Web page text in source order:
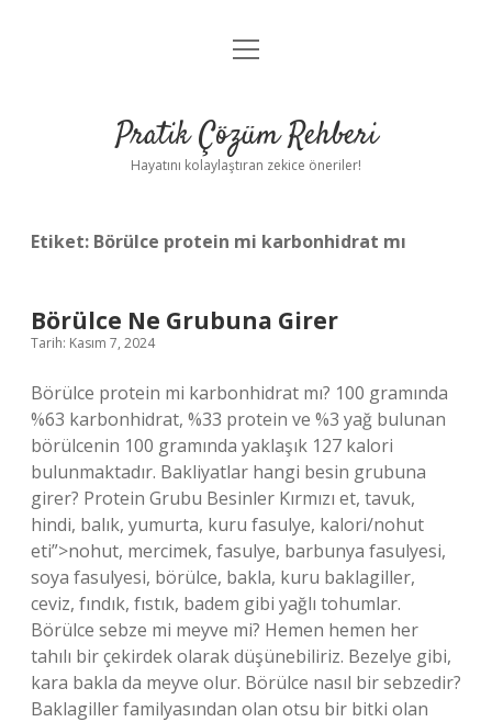
Anasayfa
Yasal Uyarı
menüyü
Pratik Çözüm Rehberi
Hayatını kolaylaştıran zekice öneriler!
Etiket: Börülce protein mi karbonhidrat mı
Börülce Ne Grubuna Girer
Tarih: Kasım 7, 2024
Börülce protein mi karbonhidrat mı? 100 gramında
%63 karbonhidrat, %33 protein ve %3 yağ bulunan
börülcenin 100 gramında yaklaşık 127 kalori
bulunmaktadır. Bakliyatlar hangi besin grubuna
girer? Protein Grubu Besinler Kırmızı et, tavuk,
hindi, balık, yumurta, kuru fasulye, kalori/nohut
eti”>nohut, mercimek, fasulye, barbunya fasulyesi,
soya fasulyesi, börülce, bakla, kuru baklagiller,
ceviz, fındık, fıstık, badem gibi yağlı tohumlar.
Börülce sebze mi meyve mi? Hemen hemen her
tahılı bir çekirdek olarak düşünebiliriz. Bezelye gibi,
kara bakla da meyve olur. Börülce nasıl bir sebzedir?
Baklagiller familyasından olan otsu bir bitki olan